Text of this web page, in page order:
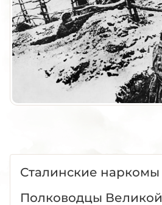
Сталинские наркомы
Полководцы Великой